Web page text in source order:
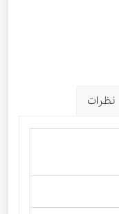
نظرات